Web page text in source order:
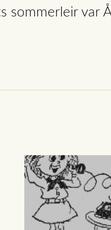
sommerleir var